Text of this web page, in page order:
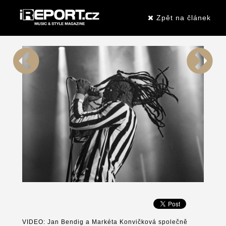
Zpět na článek
VIDEO: Jan Bendig a Markéta Konvičková společně